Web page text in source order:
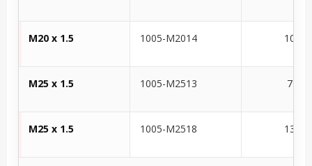
M20 x 1.5 1005-M2014 10-14
M25 x 1.5 1005-M2513 7-13
M25 x 1.5 1005-M2518 13-18